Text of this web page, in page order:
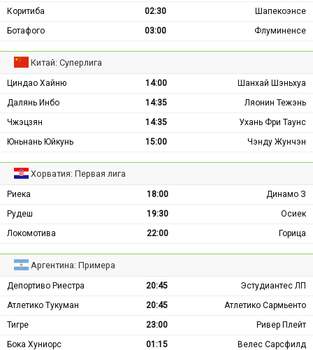
Коритиба
02:30
Шапекоэнсе
Ботафого
03:00 Флуминенсе
Китай: Суперлига
Циндао Хайню 14:00
Шанхай Шэньхуа
Далянь Инбо
14:35
Ляонин Тежэнь
Чжэцзян
14:35
Ухань Фри Таунс
Юньнань Юйкунь
15:00 Чэнду Жунчэн
Хорватия: Первая лига
Риека 18:00
Динамо З
Рудеш
19:30
Осиек
Локомотива
22:00 Горица
Аргентина: Примера
Депортиво Риестра 20:45
Эстудиантес ЛП
Атлетико Тукуман
20:45
Атлетико Сармьенто
Тигре
23:00
Ривер Плейт
Бока Хуниорс
01:15
Велес Сарсфилд